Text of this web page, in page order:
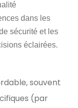
dans les
sécurité et les
éclairées.
souvent
(par